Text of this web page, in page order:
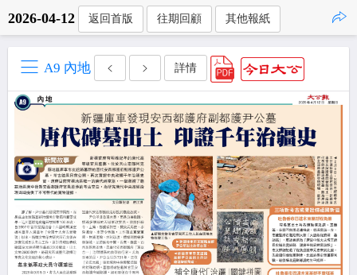
2026-04-12 返回首版 往期回顧 其他報紙
A9 內地 詳情